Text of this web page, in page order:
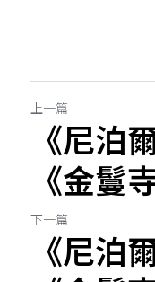
上一篇
《尼泊
《金鬘
下一篇
《尼泊